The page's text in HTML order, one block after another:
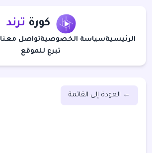
كورة ترند
الرئيسيةسياسة الخصوصيةتواصل معنا
تبرع للموقع
← العودة إلى القائمة